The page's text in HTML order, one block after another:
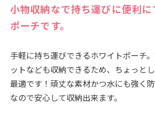
小物収納なで持ち運びに便利に
ポーチです。
手軽に持ち運びできるホワイトポーチ
ットなども収納できるため、ちょっと
最適です！頑丈な素材かつ水にも強く
なので安心して収納出来ます。